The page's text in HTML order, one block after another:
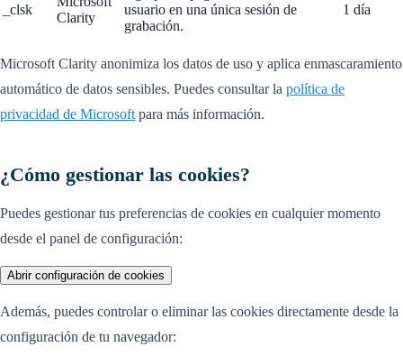
_clsk
Clarity
usuario en una única sesión de
grabación.
1 día
Microsoft Clarity anonimiza los datos de uso y aplica enmascaramiento
automático de datos sensibles. Puedes consultar la política de
privacidad de Microsoft para más información.
¿Cómo gestionar las cookies?
Puedes gestionar tus preferencias de cookies en cualquier momento
desde el panel de configuración:
Abrir configuración de cookies
Además, puedes controlar o eliminar las cookies directamente desde la
configuración de tu navegador: